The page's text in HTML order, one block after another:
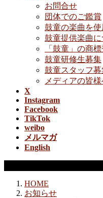
お問合せ
団体でのご鑑賞
鼓童の楽曲を
鼓童提供楽曲に
「鼓童」の商
鼓童研修生募集
鼓童スタッフ募
メディアの皆
X
Instagram
Facebook
TikTok
weibo
メルマガ
English
HOME
お知らせ